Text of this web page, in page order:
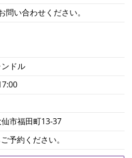
問い合わせください。
ドル
市福田町13-37
予約ください。